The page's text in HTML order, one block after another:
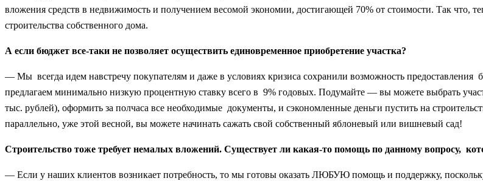
вложения средств в недвижимость и получением весомой экономии, достигающей 70% от стоимости. Так что,
строительства собственного дома.
А если бюджет все-таки не позволяет осуществить единовременное приобретение участка?
— Мы всегда идем навстречу покупателям и даже в условиях кризиса сохранили возможность предоставления
предлагаем минимально низкую процентную ставку всего в 9% годовых. Подумайте — вы можете выбрать
тыс. рублей), оформить за полчаса все необходимые документы, и сэкономленные деньги пустить на
параллельно, уже этой весной, вы можете начинать сажать свой собственный яблоневый или вишневый сад!
Строительство тоже требует немалых вложений. Существует ли какая-то помощь по данному вопросу,
— Если у наших клиентов возникает потребность, то мы готовы оказать ЛЮБУЮ помощь и поддержку,